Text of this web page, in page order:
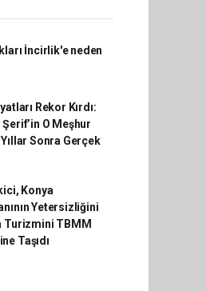
İncirlik'e neden
Rekor Kırdı:
O Meşhur
Sonra Gerçek
Konya
Yetersizliğini
Turizmini TBMM
Taşıdı